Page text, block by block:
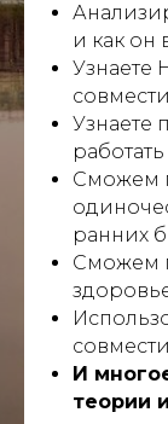
и как он
Узнаете
Узнаете
работать
Сможем
ранних
Сможем
И
теории